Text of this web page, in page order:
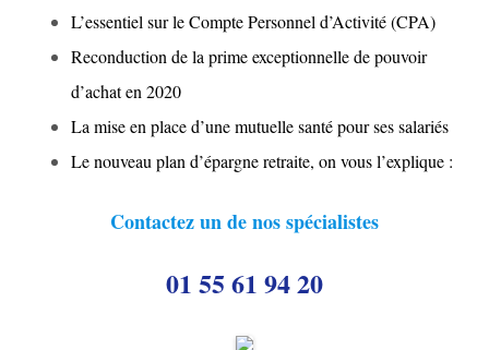
L’essentiel sur le Compte Personnel d’Activité (CPA)
Reconduction de la prime exceptionnelle de pouvoir
d’achat en 2020
La mise en place d’une mutuelle santé pour ses salariés
Le nouveau plan d’épargne retraite, on vous l’explique :
Contactez un de nos spécialistes
01 55 61 94 20